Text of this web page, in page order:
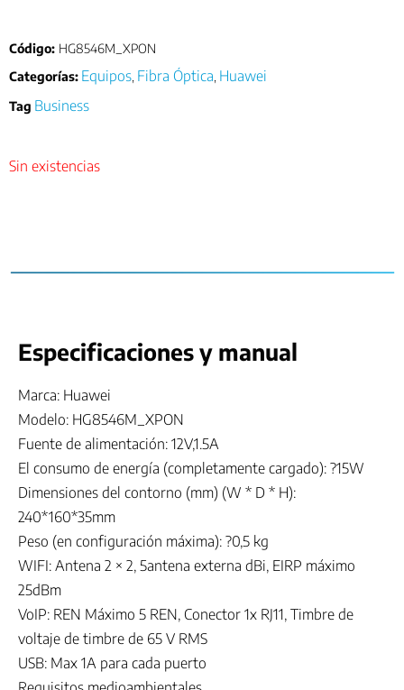
Código: HG8546M_XPON
Categorías: Equipos Fibra Óptica Huawei
Tag Business
Sin existencias
Especificaciones y manual
Marca: Huawei
Modelo: HG8546M_XPON
Fuente de alimentación: 12V,1.5A
El consumo de energía (completamente cargado): ?15W
Dimensiones del contorno (mm) (W * D * H):
240*160*35mm
Peso (en configuración máxima): ?0,5 kg
WIFI: Antena 2 × 2, 5antena externa dBi, EIRP máximo
25dBm
VoIP: REN Máximo 5 REN, Conector 1x RJ11, Timbre de
voltaje de timbre de 65 V RMS
USB: Max 1A para cada puerto